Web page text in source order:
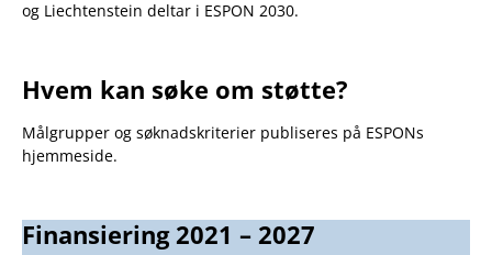
og Liechtenstein deltar i ESPON 2030.
Hvem kan søke om støtte?
Målgrupper og søknadskriterier publiseres på ESPONs
hjemmeside.
Finansiering 2021 – 2027